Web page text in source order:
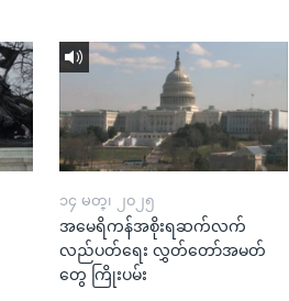
၁၄ မတ္၊ ၂၀၂၅
အမေရိကန်အစိုးရဆက်လက်
လည်ပတ်ရေး လွှတ်တော်အမတ်
တွေ ကြိုးပမ်း